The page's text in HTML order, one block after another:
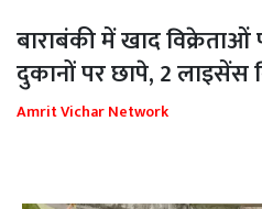
बाराबंकी में खाद विक्रेताओं
दुकानों पर छापे, 2 लाइसेंस
Amrit Vichar Network